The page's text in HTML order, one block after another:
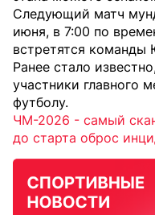
Следующий матч
июня, в 7:00 по
встретятся
Ранее стало
участники главного
футболу.
ЧМ-2026 - самый
до старта оброс